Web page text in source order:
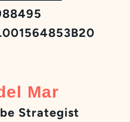
Mar
Strategist